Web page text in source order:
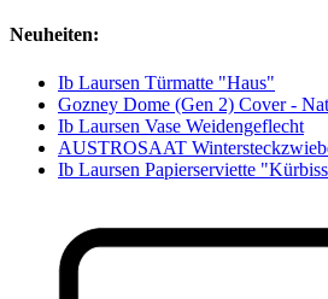
Neuheiten:
Ib Laursen Türmatte "Haus"
Gozney Dome (Gen 2) Cover -
Ib Laursen Vase Weidengeflecht
AUSTROSAAT
Ib Laursen Papierserviette